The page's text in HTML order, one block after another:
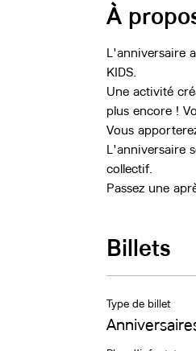
À
L'anniversaire
KIDS.
Une activité
plus encore !
Vous
L'anniversaire
collectif.
Passez une
Billets
Type de billet